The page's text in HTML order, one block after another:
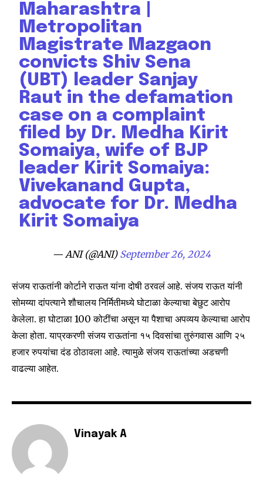
Join our community of
SUBSCRIBERS and be part of the
conversation.
or click the subscribe button below. Don't worry, we respect
your privacy and won't spam your inbox. Your information is
SUBSCRIBE
6,300
Fans
32,111
Maharashtra |
Metropolitan
Magistrate Mazgaon
convicts Shiv Sena
(UBT) leader Sanjay
Raut in the defamation
case on a complaint
filed by Dr. Medha Kirit
Somaiya, wife of BJP
leader Kirit Somaiya:
Vivekanand Gupta,
advocate for Dr. Medha
Kirit Somaiya
— ANI (@ANI) September 26, 2024
संजय राऊतांनी कोर्टाने राऊत यांना दोषी ठरवलं आहे. संजय राऊत यांनी
सोमय्या दांपत्याने शौचालय निर्मितीमध्ये घोटाळा केल्याचा बेछुट आरोप
केलेला. हा घोटाळा 100 कोटींचा असून या पैशाचा अपव्यय केल्याचा आरोप
केला होता. याप्रकरणी संजय राऊतांना १५ दिवसांचा तुरुंगवास आणि २५
हजार रुपयांचा दंड ठोठावला आहे. त्यामुळे संजय राऊतांच्या अडचणी
वाढल्या आहेत.
Vinayak A